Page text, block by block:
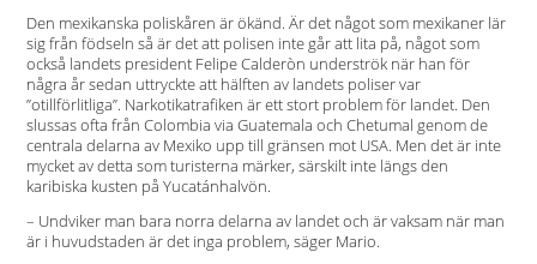
Den mexikanska poliskåren är ökänd. Är det något som mexikaner lär
sig från födseln så är det att polisen inte går att lita på, något som
också landets president Felipe Calderòn underströk när han för
några år sedan uttryckte att hälften av landets poliser var
”otillförlitliga”. Narkotikatrafiken är ett stort problem för landet. Den
slussas ofta från Colombia via Guatemala och Chetumal genom de
centrala delarna av Mexiko upp till gränsen mot USA. Men det är inte
mycket av detta som turisterna märker, särskilt inte längs den
karibiska kusten på Yucatánhalvön.
– Undviker man bara norra delarna av landet och är vaksam när man
är i huvudstaden är det inga problem, säger Mario.